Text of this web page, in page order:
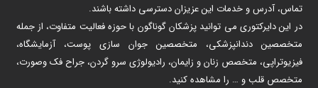
تماس، آدرس و خدمات این عزیزان دسترسی داشته باشند.
در این دایرکتوری می توانید پزشکان گوناگون با حوزه فعالیت متفاوت، از جمله
متخصصین دندانپزشکی، متخصصین جوان سازی پوست، آزمایشگاه،
فیزیوتراپی، متخصص زنان و زایمان، رادیولوژی سرو گردن، جراح فک وصورت،
متخصص قلب و … را مشاهده کنید.